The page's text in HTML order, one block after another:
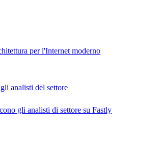
per l'Internet moderno
analisti del settore
gli analisti di settore su Fastly